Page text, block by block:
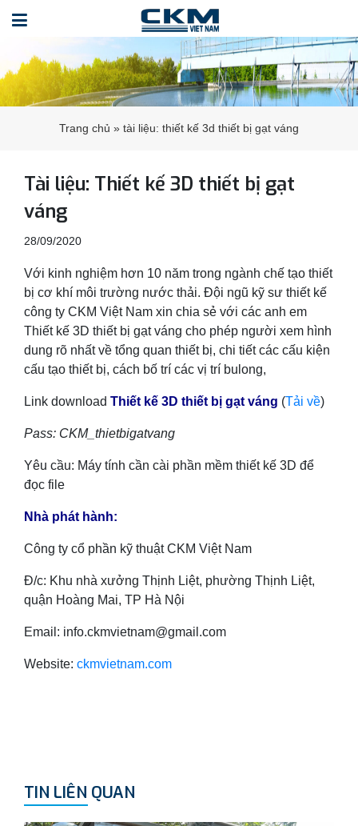
Trang chủ » tài liệu: thiết kế 3d thiết bị gạt váng
Tài liệu: Thiết kế 3D thiết bị gạt
váng
28/09/2020
Với kinh nghiệm hơn 10 năm trong ngành chế tạo thiết
bị cơ khí môi trường nước thải. Đội ngũ kỹ sư thiết kế
công ty CKM Việt Nam xin chia sẻ với các anh em
Thiết kế 3D thiết bị gạt váng cho phép người xem hình
dung rõ nhất về tổng quan thiết bị, chi tiết các cấu kiện
cấu tạo thiết bị, cách bố trí các vị trí bulong,
Link download Thiết kế 3D thiết bị gạt váng (Tải về)
Pass: CKM_thietbigatvang
Yêu cầu: Máy tính cần cài phần mềm thiết kế 3D để
đọc file
Nhà phát hành:
Công ty cổ phần kỹ thuật CKM Việt Nam
Đ/c: Khu nhà xưởng Thịnh Liệt, phường Thịnh Liệt,
quận Hoàng Mai, TP Hà Nội
Email: info.ckmvietnam@gmail.com
Website: ckmvietnam.com
TIN LIÊN QUAN